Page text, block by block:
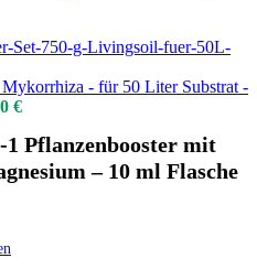
- für 50 Liter Substrat -
€
Pflanzenbooster mit
– 10 ml Flasche